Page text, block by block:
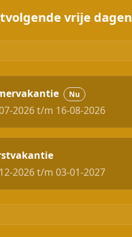
vrije dagen
Nu
2026 t/m 16-08-2026
2026 t/m 03-01-2027